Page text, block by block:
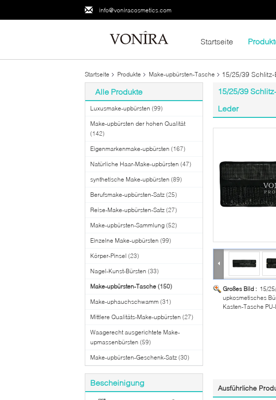
info@voniracosmetics.com
Startseite
Startseite Produkte Make-upbürsten-Tasche 15/25/39
Alle Produkte
Luxusmake-upbürsten (99)
Make-upbürsten der hohen Qualität
(142)
Eigenmarkenmake-upbürsten (167)
Natürliche Haar-Make-upbürsten (47)
synthetische Make-upbürsten (89)
Berufsmake-upbürsten-Satz (25)
Reise-Make-upbürsten-Satz (27)
Make-upbürsten-Sammlung (52)
Einzelne Make-upbürsten (99)
Körper-Pinsel (23)
Nagel-Kunst-Bürsten (33)
Make-upbürsten-Tasche (150)
Make-uphauchschwamm (31)
Mittlere Qualitäts-Make-upbürsten (27)
Waagerecht ausgerichtete Make-
upmassenbürsten (59)
Make-upbürsten-Geschenk-Satz (30)
Bescheinigung
15/25/39
Leder
Großes Bild : 15/
upkosmetisches
Kasten-Tasche
Ausführliche